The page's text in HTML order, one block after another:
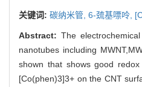
关键词: 碳纳米管, 6-巯基嘌呤,
Abstract: The
nanotubes including
shown that shows good
[Co(phen)3]3+ on the CNT